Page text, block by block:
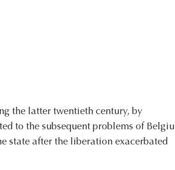
the latter twentieth century, by
to the subsequent problems of
state after the liberation exacerbated